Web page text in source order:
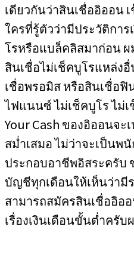
เดียวกันว่าสินเชื่ออิออน
ใครที่รู้ตัวว่ามีประวัติกา
โรหรือแบล็คลิสมาก่อน
สินเชื่อไม่เช็คบูโรแหล่ง
เชื่อพรอมิส หรือสินเชื่อ
ไฟแนนซ์ ไม่เช็คบูโร ไม่
Your Cash ของอิออนจะ
สม่ำเสมอ ไม่ว่าจะเป็นพ
ประกอบอาชีพอิสระครับ
บัญชีทุกเดือนให้เห็นว่ามี
สามารถสมัครสินเชื่ออิอ
เรื่องเงินเดือนขั้นต่ำครับ